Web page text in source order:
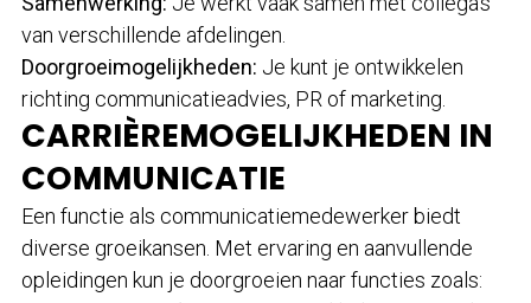
van verschillende afdelingen.
Doorgroeimogelijkheden: Je kunt je ontwikkelen
richting communicatieadvies, PR of marketing.
CARRIÈREMOGELIJKHEDEN IN
COMMUNICATIE
Een functie als communicatiemedewerker biedt
diverse groeikansen. Met ervaring en aanvullende
opleidingen kun je doorgroeien naar functies zoals: